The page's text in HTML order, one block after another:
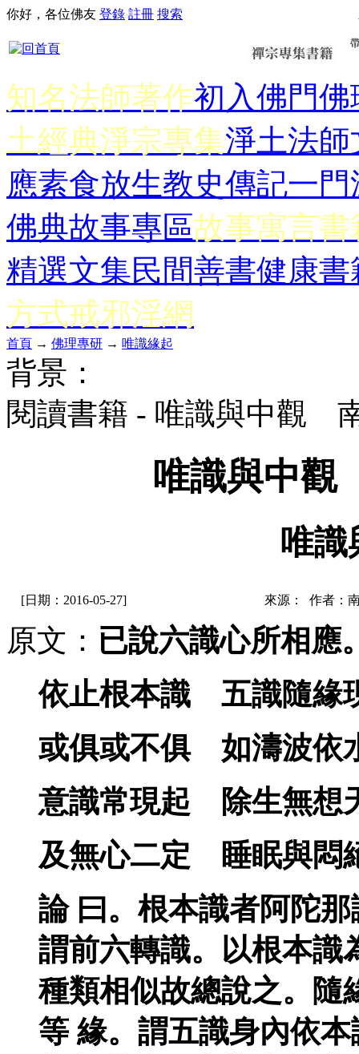
你好，各位佛友 登錄 註冊 搜索
知名法師著作初入佛門佛
土經典淨宗專集淨土法師
應素食放生教史傳記一門
佛典故事專區故事寓言書
精選文集民間善書健康書
方式戒邪淫網
首頁 → 佛理專研 → 唯識緣起
背景：
閱讀書籍 - 唯識與中觀
唯識與中
唯識
[日期：2016-05-27] 來源： 作者：
原文： 已說六識心所相應
依止根本識 五識隨緣
或俱或不俱 如濤波依
意識常現起 除生無想
及無心二定 睡眠與悶
論 曰。根本識者阿陀
謂前六轉識。以根本識
種類相似故總說之。隨
等 緣。謂五識身內依